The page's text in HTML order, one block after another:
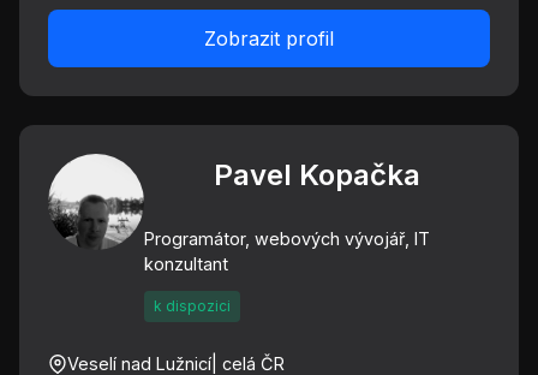
Zobrazit profil
Pavel Kopačka
Programátor, webových vývojář, IT
konzultant
k dispozici
Veselí nad Lužnicí | celá ČR